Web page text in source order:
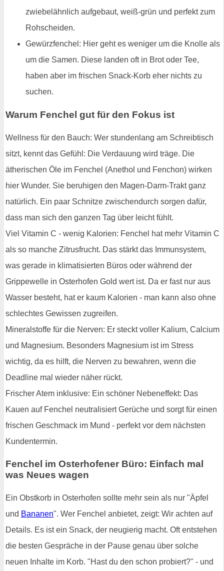
zwiebelähnlich aufgebaut, weiß-grün und perfekt zum
Rohscheiden.
Gewürzfenchel: Hier geht es weniger um die Knolle als
um die Samen. Diese landen oft in Brot oder Tee,
haben aber im frischen Snack-Korb eher nichts zu
suchen.
Warum Fenchel gut für den Fokus ist
Wellness für den Bauch: Wer stundenlang am Schreibtisch
sitzt, kennt das Gefühl: Die Verdauung wird träge. Die
ätherischen Öle im Fenchel (Anethol und Fenchon) wirken
hier Wunder. Sie beruhigen den Magen-Darm-Trakt ganz
natürlich. Ein paar Schnitze zwischendurch sorgen dafür,
dass man sich den ganzen Tag über leicht fühlt.
Viel Vitamin C - wenig Kalorien: Fenchel hat mehr Vitamin C
als so manche Zitrusfrucht. Das stärkt das Immunsystem,
was gerade in klimatisierten Büros oder während der
Grippewelle in Osterhofen Gold wert ist. Da er fast nur aus
Wasser besteht, hat er kaum Kalorien - man kann also ohne
schlechtes Gewissen zugreifen.
Mineralstoffe für die Nerven: Er steckt voller Kalium, Calcium
und Magnesium. Besonders Magnesium ist im Stress
wichtig, da es hilft, die Nerven zu bewahren, wenn die
Deadline mal wieder näher rückt.
Frischer Atem inklusive: Ein schöner Nebeneffekt: Das
Kauen auf Fenchel neutralisiert Gerüche und sorgt für einen
frischen Geschmack im Mund - perfekt vor dem nächsten
Kundentermin.
Fenchel im Osterhofener Büro: Einfach mal
was Neues wagen
Ein Obstkorb in Osterhofen sollte mehr sein als nur "Äpfel
und Bananen". Wer Fenchel anbietet, zeigt: Wir achten auf
Details. Es ist ein Snack, der neugierig macht. Oft entstehen
die besten Gespräche in der Pause genau über solche
neuen Inhalte im Korb. "Hast du den schon probiert?" - und